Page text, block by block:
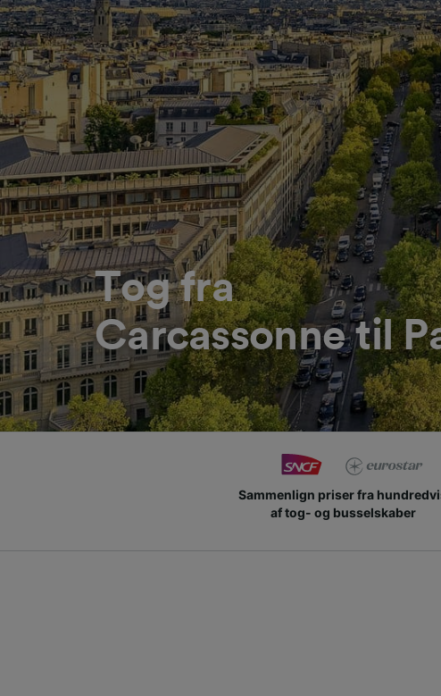
Tog fra
Carcassonne til
Sammenlign priser fra
af tog- og busselskaber